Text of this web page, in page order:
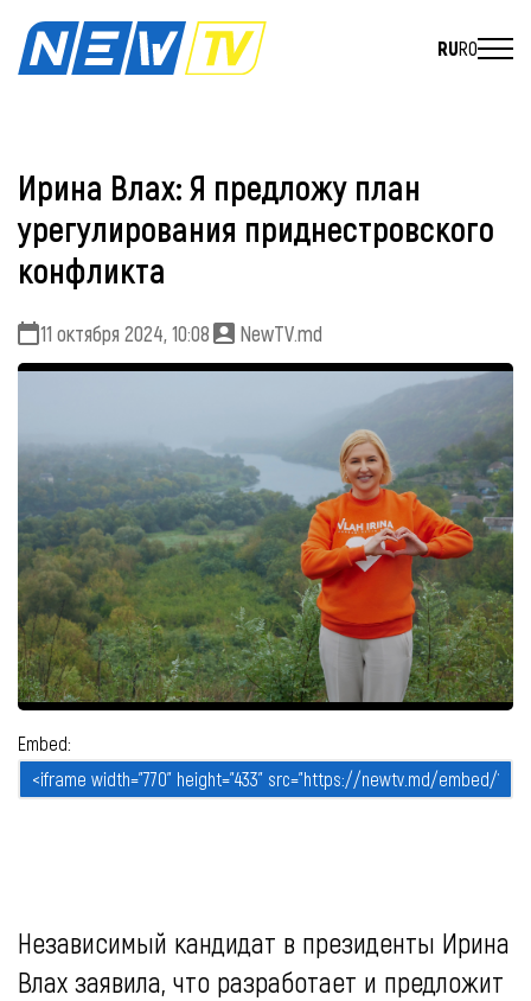
RURO
Ирина Влах: Я предложу план
урегулирования приднестровского
конфликта
11 октября 2024, 10:08 NewTV.md
Embed:
Независимый кандидат в президенты Ирина
Влах заявила, что разработает и предложит